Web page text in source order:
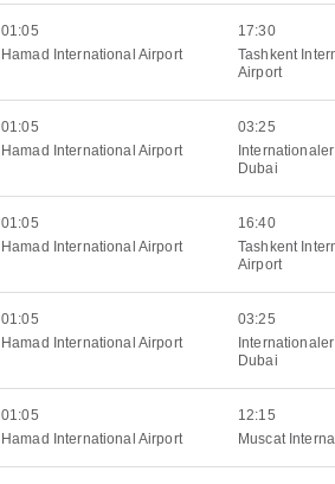
01:05
Hamad International Airport
17:30
Tashkent
Airport
01:05
Hamad International Airport
03:25
Dubai
01:05
Hamad International Airport
16:40
Tashkent
Airport
01:05
Hamad International Airport
03:25
Dubai
01:05
Hamad International Airport
12:15
Muscat